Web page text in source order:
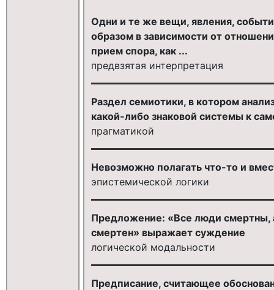
Одни и те же вещи, явления,
образом в зависимости от
прием спора, как ...
предвзятая интерпретация
Раздел семиотики, в котором
какой-либо знаковой системы к
прагматикой
Невозможно полагать что-то и
эпистемической логики
Предложение: «Все люди смертны,
смертен» выражает суждение
логической модальности
Предписание, считающее